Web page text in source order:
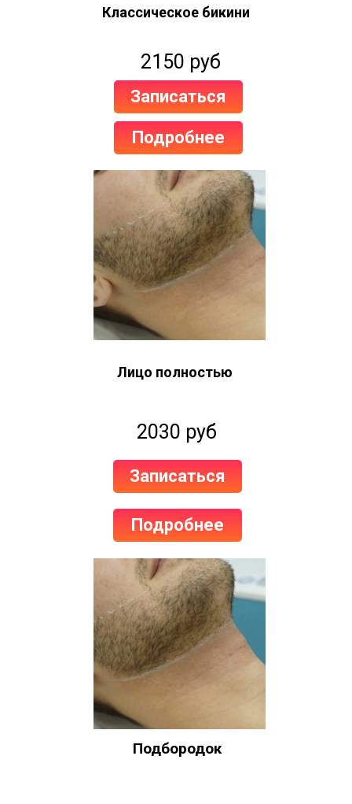
Классическое бикини
2150 руб
Записаться
Подробнее
Лицо полностью
2030 руб
Записаться
Подробнее
Подбородок